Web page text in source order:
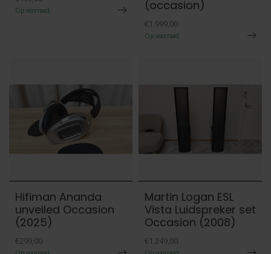
Op voorraad
(occasion)
€1.999,00
Op voorraad
Hifiman Ananda
unveiled Occasion
(2025)
€299,00
Martin Logan ESL
Vista Luidspreker set
Occasion (2008)
€1.249,00